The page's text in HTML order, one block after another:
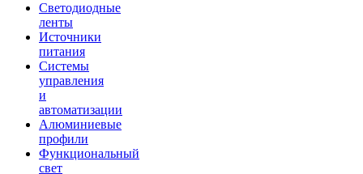
Светодиодные
ленты
Источники
питания
Системы
управления
и
автоматизации
Алюминиевые
профили
Функциональный
свет